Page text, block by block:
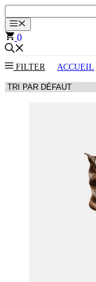
au
contenu
Menu
0
FILTER ACCUEIL